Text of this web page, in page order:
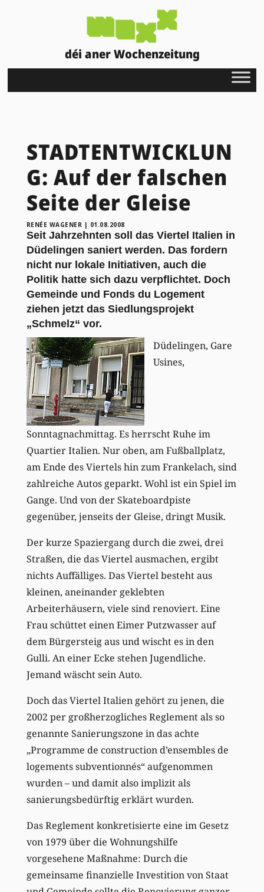
déi aner Wochenzeitung
STADTENTWICKLUN
G: Auf der falschen
Seite der Gleise
RENÉE WAGENER | 01.08.2008
Seit Jahrzehnten soll das Viertel Italien in
Düdelingen saniert werden. Das fordern
nicht nur lokale Initiativen, auch die
Politik hatte sich dazu verpflichtet. Doch
Gemeinde und Fonds du Logement
ziehen jetzt das Siedlungsprojekt
„Schmelz“ vor.
Düdelingen, Gare
Usines,
Sonntagnachmittag. Es herrscht Ruhe im
Quartier Italien. Nur oben, am Fußballplatz,
am Ende des Viertels hin zum Frankelach, sind
zahlreiche Autos geparkt. Wohl ist ein Spiel im
Gange. Und von der Skateboardpiste
gegenüber, jenseits der Gleise, dringt Musik.
Der kurze Spaziergang durch die zwei, drei
Straßen, die das Viertel ausmachen, ergibt
nichts Auffälliges. Das Viertel besteht aus
kleinen, aneinander geklebten
Arbeiterhäusern, viele sind renoviert. Eine
Frau schüttet einen Eimer Putzwasser auf
dem Bürgersteig aus und wischt es in den
Gulli. An einer Ecke stehen Jugendliche.
Jemand wäscht sein Auto.
Doch das Viertel Italien gehört zu jenen, die
2002 per großherzogliches Reglement als so
genannte Sanierungszone in das achte
„Programme de construction d’ensembles de
logements subventionnés“ aufgenommen
wurden – und damit also implizit als
sanierungsbedürftig erklärt wurden.
Das Reglement konkretisierte eine im Gesetz
von 1979 über die Wohnungshilfe
vorgesehene Maßnahme: Durch die
gemeinsame finanzielle Investition von Staat